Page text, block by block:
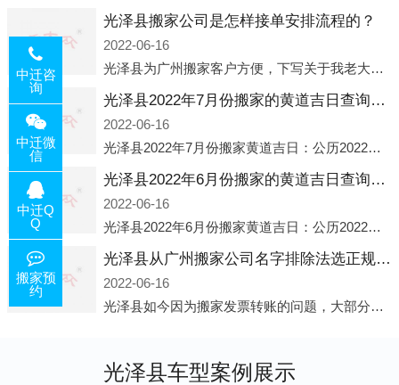
光泽县搬家公司是怎样接单安排流程的？
2022-06-16
光泽县为广州搬家客户方便，下写关于我老大众搬家公司接单的流程，九条给搬家朋友参考，了解搬家公司工序，免去搬家时的没有准备好的工作，给您及时快速的搬好家。一．电话咨询：专人接待客户电话咨询，初步了解客户搬 家
光泽县2022年7月份搬家的黄道吉日查询大全一览表哪天适合搬家好日子
2022-06-16
光泽县2022年7月份搬家黄道吉日：公历2022年7月6日 农历六月初八 星期三 冲虎(甲寅)公历2022年7月12日 农历六月十四 星期二 冲猴(庚申)公历2022年7月13日 农历六月十五 星期三 冲鸡
光泽县2022年6月份搬家的黄道吉日查询大全一览表哪天适合搬家好日子
2022-06-16
光泽县2022年6月份搬家黄道吉日：公历2022年6月1日 农历五月初三 星期三 冲兔(己卯)公历2022年6月4日 农历五月初六 星期六 冲马(壬午)公历2022年6月8日 农历五月初十 星期三 冲狗(丙
光泽县从广州搬家公司名字排除法选正规公司
2022-06-16
光泽县如今因为搬家发票转账的问题，大部分搬家公司都已经注册了营业执照，早5年前基本上所谓的搬家公司都是无注册状态也就是无照营业，由于企业注册量大增所以各种企业信息展示平台如雨后春笋般遍地开花，如：天眼查，企
光泽县车型案例展示
中迁咨
询
中迁微
信
中迁Q
Q
搬家预
约